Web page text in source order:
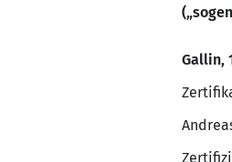
Gallin,